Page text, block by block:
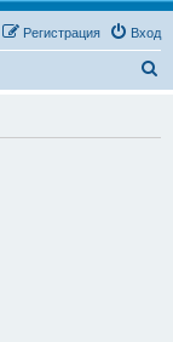
Вход
Регистрация